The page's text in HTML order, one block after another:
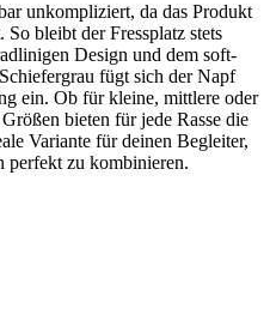
unkompliziert, da das Produkt
So bleibt der Fressplatz stets
Design und dem soft-
fügt sich der Napf
ein. Ob für kleine, mittlere oder
bieten für jede Rasse die
Variante für deinen Begleiter,
perfekt zu kombinieren.